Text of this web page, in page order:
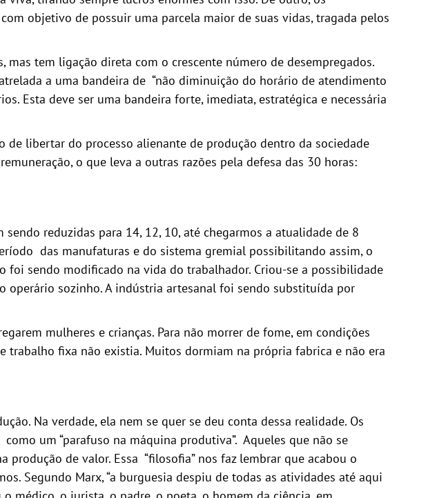
objetivo de possuir uma parcela maior de suas vidas, tragada pelos
tem ligação direta com o crescente número de desempregados.
a uma bandeira de “não diminuição do horário de atendimento
Esta deve ser uma bandeira forte, imediata, estratégica e necessária
libertar do processo alienante de produção dentro da sociedade
o que leva a outras razões pela defesa das 30 horas:
reduzidas para 14, 12, 10, até chegarmos a atualidade de 8
das manufaturas e do sistema gremial possibilitando assim, o
sendo modificado na vida do trabalhador. Criou-se a possibilidade
sozinho. A indústria artesanal foi sendo substituída por
mulheres e crianças. Para não morrer de fome, em condições
trabalho fixa não existia. Muitos dormiam na própria fabrica e não era
Na verdade, ela nem se quer se deu conta dessa realidade. Os
um “parafuso na máquina produtiva”. Aqueles que não se
de valor. Essa “filosofia” nos faz lembrar que acabou o
Segundo Marx, “a burguesia despiu de todas as atividades até aqui